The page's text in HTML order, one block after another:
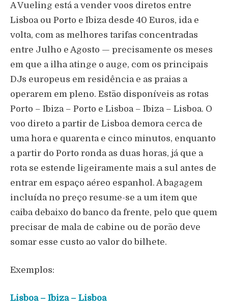
A Vueling está a vender voos diretos entre
Lisboa ou Porto e Ibiza desde 40 Euros, ida e
volta, com as melhores tarifas concentradas
entre Julho e Agosto — precisamente os meses
em que a ilha atinge o auge, com os principais
DJs europeus em residência e as praias a
operarem em pleno. Estão disponíveis as rotas
Porto – Ibiza – Porto e Lisboa – Ibiza – Lisboa. O
voo direto a partir de Lisboa demora cerca de
uma hora e quarenta e cinco minutos, enquanto
a partir do Porto ronda as duas horas, já que a
rota se estende ligeiramente mais a sul antes de
entrar em espaço aéreo espanhol. A bagagem
incluída no preço resume-se a um item que
caiba debaixo do banco da frente, pelo que quem
precisar de mala de cabine ou de porão deve
somar esse custo ao valor do bilhete.
Exemplos:
Lisboa – Ibiza – Lisboa